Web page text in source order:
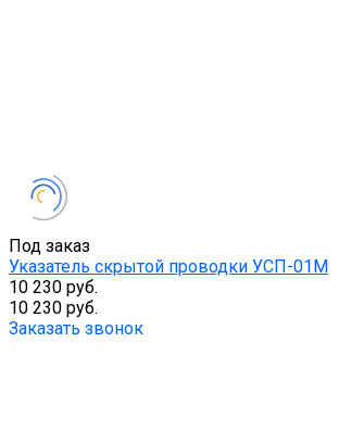
Под заказ
Указатель скрытой проводки УСП-01М
10 230 руб.
10 230 руб.
Заказать звонок